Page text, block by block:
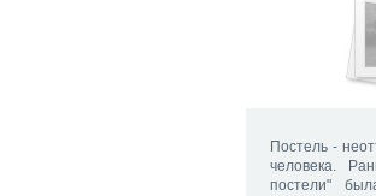
Постель -
человека.
постели"